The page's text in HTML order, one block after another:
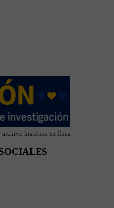
archivo histórico en línea